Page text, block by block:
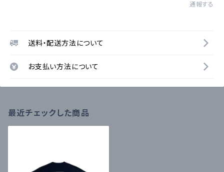
通報する
送料・配送方法について
お支払い方法について
最近チェックした商品